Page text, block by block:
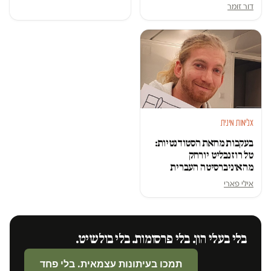
דור זומר
אלימות מינית
בעקבות מחאת הסטודנטיות:
טל רוזנבליט יורחק
מהאוניברסיטה העברית
אילי פארי
בלי בעלי הון. בלי פרסומות. בלי בולשיט.
תמכו בעיתונות עצמאית. בלי פחד